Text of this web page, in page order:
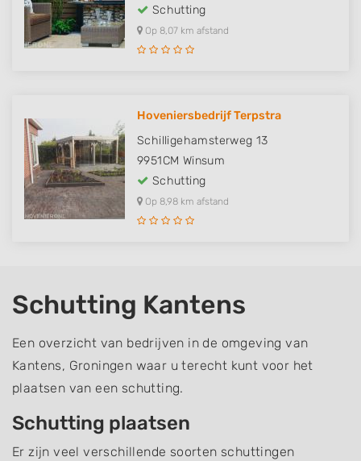
Schutting
Op 8,07 km afstand
Hoveniersbedrijf Terpstra
Schilligehamsterweg 13
9951CM Winsum
Schutting
Op 8,98 km afstand
Schutting Kantens
Een overzicht van bedrijven in de omgeving van
Kantens, Groningen waar u terecht kunt voor het
plaatsen van een schutting.
Schutting plaatsen
Er zijn veel verschillende soorten schuttingen